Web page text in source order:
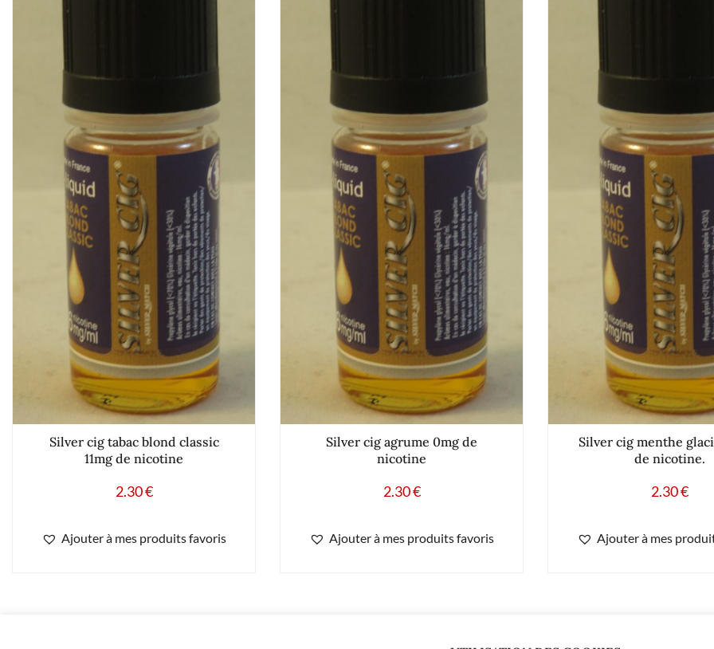
Silver cig tabac blond classic
11mg de nicotine
2.30€
Ajouter à mes produits favoris
Silver cig agrume 0mg de
nicotine
2.30€
Ajouter à mes produits favoris
Silver cig menthe
de nicotine.
2.30€
Ajouter à mes